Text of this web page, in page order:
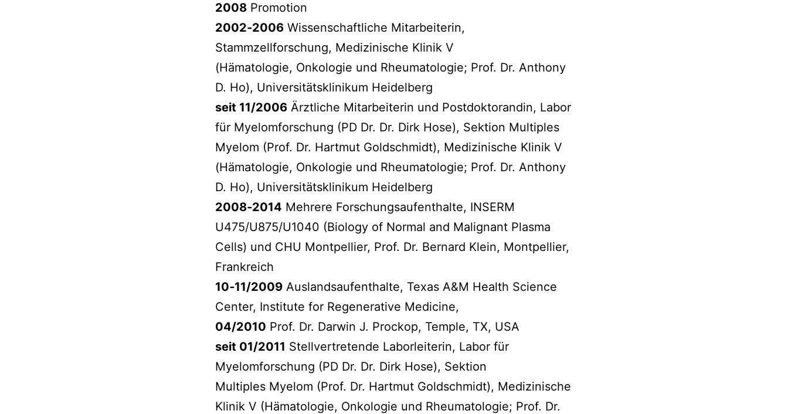
2008 Promotion
2002‐2006 Wissenschaftliche Mitarbeiterin,
Stammzellforschung, Medizinische Klinik V
(Hämatologie, Onkologie und Rheumatologie; Prof. Dr. Anthony
D. Ho), Universitätsklinikum Heidelberg
seit 11/2006 Ärztliche Mitarbeiterin und Postdoktorandin, Labor
für Myelomforschung (PD Dr. Dr. Dirk Hose), Sektion Multiples
Myelom (Prof. Dr. Hartmut Goldschmidt), Medizinische Klinik V
(Hämatologie, Onkologie und Rheumatologie; Prof. Dr. Anthony
D. Ho), Universitätsklinikum Heidelberg
2008‐2014 Mehrere Forschungsaufenthalte, INSERM
U475/U875/U1040 (Biology of Normal and Malignant Plasma
Cells) und CHU Montpellier, Prof. Dr. Bernard Klein, Montpellier,
Frankreich
10‐11/2009 Auslandsaufenthalte, Texas A&M Health Science
Center, Institute for Regenerative Medicine,
04/2010 Prof. Dr. Darwin J. Prockop, Temple, TX, USA
seit 01/2011 Stellvertretende Laborleiterin, Labor für
Myelomforschung (PD Dr. Dr. Dirk Hose), Sektion
Multiples Myelom (Prof. Dr. Hartmut Goldschmidt), Medizinische
Klinik V (Hämatologie, Onkologie und Rheumatologie; Prof. Dr.